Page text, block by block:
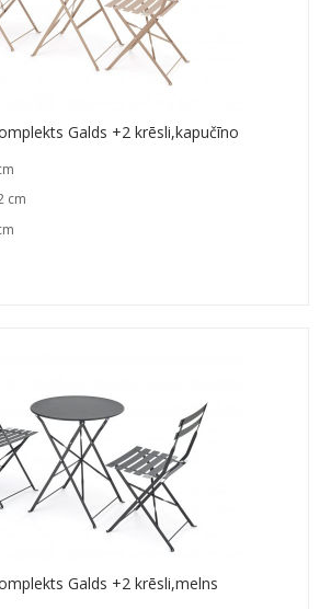
Galds +2 krēsli,kapučīno
cm
Galds +2 krēsli,melns